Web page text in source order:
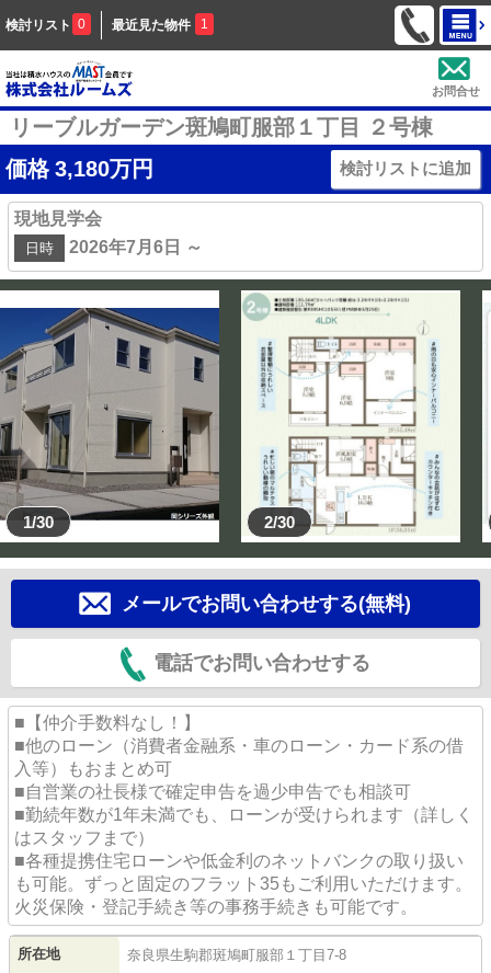
検討リスト 0 最近見た物件 1
お問合せ
リーブルガーデン斑鳩町服部１丁目 ２号棟
価格 3,180万円 検討リストに追加
現地見学会
日時 2026年7月6日 ～
1/30 2/30
メールでお問い合わせする(無料)
電話でお問い合わせする
■【仲介手数料なし！】
■他のローン（消費者金融系・車のローン・カード系の借
入等）もおまとめ可
■自営業の社長様で確定申告を過少申告でも相談可
■勤続年数が1年未満でも、ローンが受けられます（詳しく
はスタッフまで）
■各種提携住宅ローンや低金利のネットバンクの取り扱い
も可能。ずっと固定のフラット35もご利用いただけます。
火災保険・登記手続き等の事務手続きも可能です。
所在地 奈良県生駒郡斑鳩町服部 １丁目7-8